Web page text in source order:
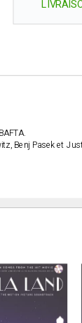
Benj Pasek et